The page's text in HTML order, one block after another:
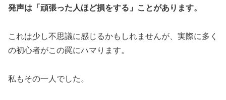
発声は「頑張った人ほど損をする」ことがあります。
これは少し不思議に感じるかもしれませんが、実際に多く
の初心者がこの罠にハマります。
私もその一人でした。